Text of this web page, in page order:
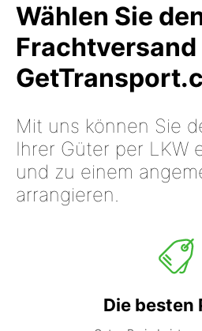
Wählen Sie
Mit uns können Sie
Ihrer Güter per LKW
und zu einem
arrangieren.
Die besten